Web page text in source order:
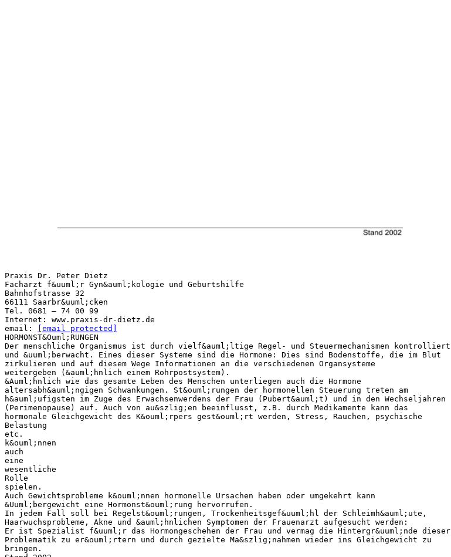
Praxis Dr. Peter Dietz
Facharzt f&uuml;r Gyn&auml;kologie und Geburtshilfe
Bahnhofstrasse 32
66111 Saarbr&uuml;cken
Tel. 0681 – 74 00 99
Internet: www.praxis-dr-dietz.de
email:
[email protected]
HORMONST&Ouml;RUNGEN
Der menschliche Organismus ist durch vielf&auml;ltige Regel- und Steuermechanismen kontrolliert
und &uuml;berwacht. Eines dieser Systeme sind die Hormone: Dies sind Bodenstoffe, die im Blut
zirkulieren und auf diesem Wege Informationen an die verschiedenen Organsysteme
weitergeben (&auml;hnlich einem Rohrpostsystem).
&Auml;hnlich wie das gesamte Leben des Menschen unterliegen auch die Hormone
altersabh&auml;ngigen Schwankungen. St&ouml;rungen der hormonellen Steuerung treten am
h&auml;ufigsten im Zuge des Erwachsenwerdens der Frau (Pubert&auml;t) und in den Wechseljahren
(Perimenopause) auf. Auch von au&szlig;en beeinflusst, z.B. durch Medikamente kann das
hormonale Gleichgewicht des K&ouml;rpers gest&ouml;rt werden, Stress, Rauchen, psychische
Belastung
etc.
k&ouml;nnen
auch
eine
wesentliche
Rolle
spielen.
Auch Gewichtsprobleme k&ouml;nnen hormonelle Ursachen haben oder umgekehrt kann
&Uuml;bergewicht eine Hormonst&ouml;rung hervorrufen.
In jedem Fall soll bei Regelst&ouml;rungen, Trockenheitsgef&uuml;hl der Schleimh&auml;ute,
Haarwuchsprobleme, Akne und &auml;hnlichen Symptomen der Frauenarzt aufgesucht werden:
Er ist Spezialist f&uuml;r das Hormongeschehen der Frau und vermag die Hintergr&uuml;nde dieser
Problematik zu er&ouml;rtern und durch gezielte Ma&szlig;nahmen wieder ins Gleichgewicht zu
bringen.